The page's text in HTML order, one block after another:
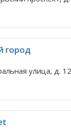
город
улица, д. 12